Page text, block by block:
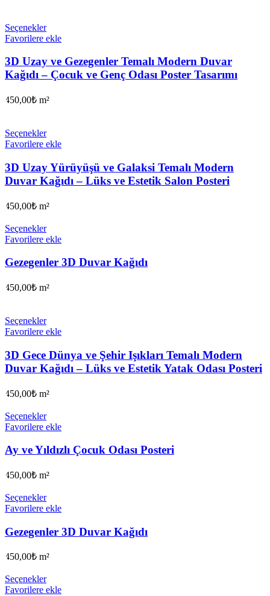
Seçenekler
Favorilere ekle
3D Uzay ve Gezegenler Temalı Modern Duvar
Kağıdı – Çocuk ve Genç Odası Poster Tasarımı
450,00₺ m²
Seçenekler
Favorilere ekle
3D Uzay Yürüyüşü ve Galaksi Temalı Modern
Duvar Kağıdı – Lüks ve Estetik Salon Posteri
450,00₺ m²
Seçenekler
Favorilere ekle
Gezegenler 3D Duvar Kağıdı
450,00₺ m²
Seçenekler
Favorilere ekle
3D Gece Dünya ve Şehir Işıkları Temalı Modern
Duvar Kağıdı – Lüks ve Estetik Yatak Odası Posteri
450,00₺ m²
Seçenekler
Favorilere ekle
Ay ve Yıldızlı Çocuk Odası Posteri
450,00₺ m²
Seçenekler
Favorilere ekle
Gezegenler 3D Duvar Kağıdı
450,00₺ m²
Seçenekler
Favorilere ekle